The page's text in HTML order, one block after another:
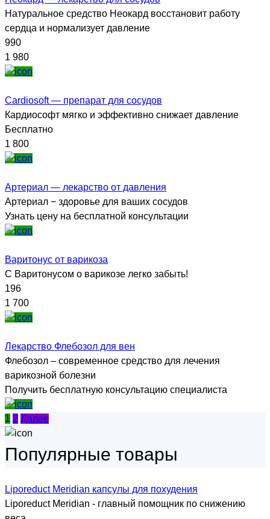
Натуральное средство Неокард восстановит работу
сердца и нормализует давление
990
1 980
Cardiosoft — препарат для сосудов
Кардиософт мягко и эффективно снижает давление
Бесплатно
1 800
Артериал — лекарство от давления
Артериал − здоровье для ваших сосудов
Узнать цену на бесплатной консультации
Варитонус от варикоза
С Варитонусом о варикозе легко забыть!
196
1 700
Лекарство Флебозол для вен
Флебозол – современное средство для лечения
варикозной болезни
Получить бесплатную консультацию специалиста
1 2 Далее
Популярные товары
Liporeduct Meridian капсулы для похудения
Liporeduct Meridian - главный помощник по снижению